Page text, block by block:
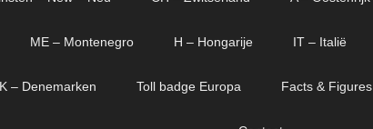
ME – Montenegro H – Hongarije IT – Italië
– Denemarken Toll badge Europa Facts & Figures